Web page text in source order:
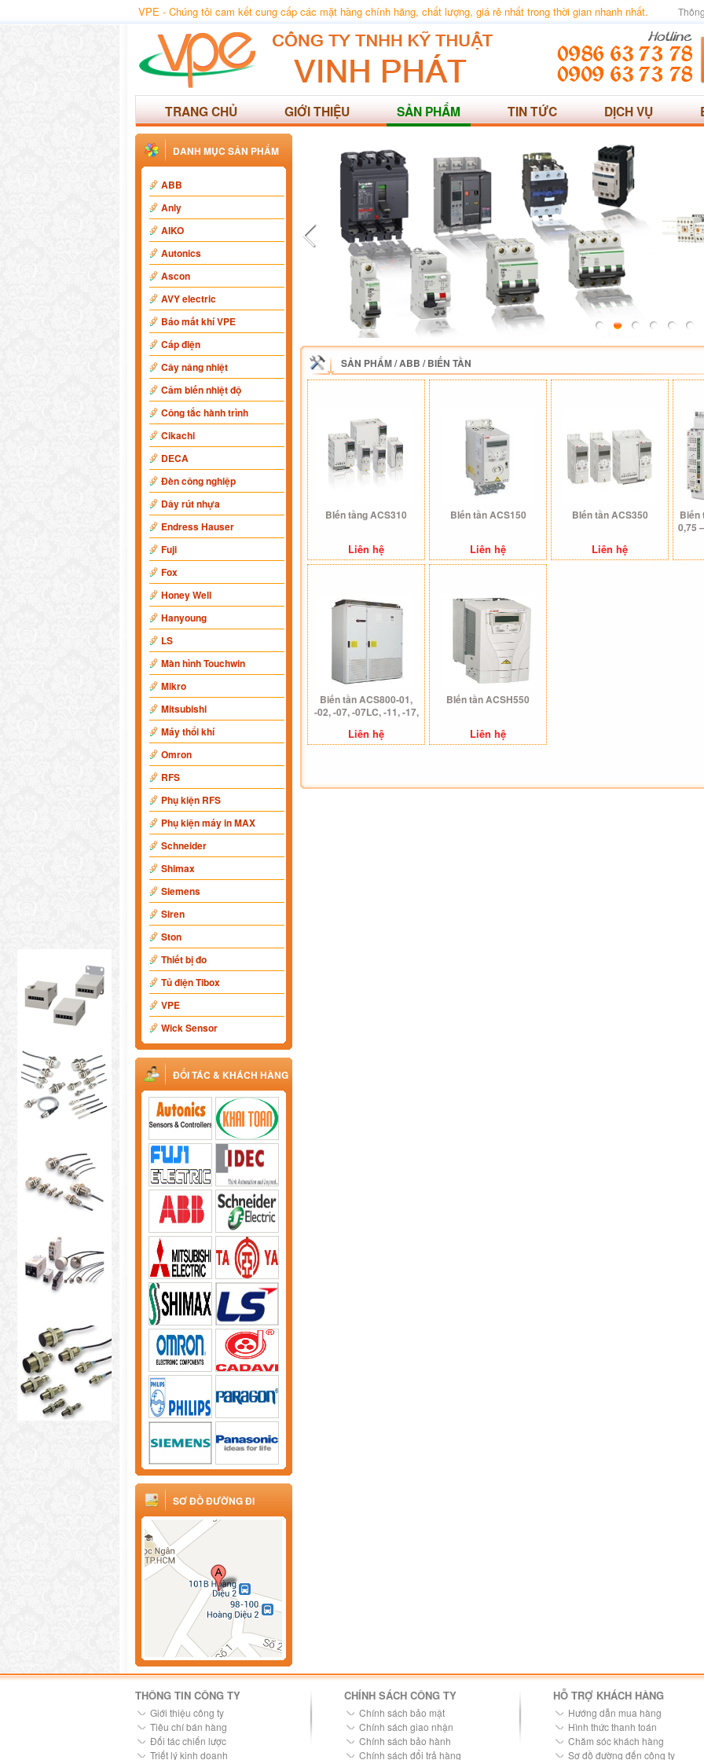
VPE - Chúng tôi cam kết cung cấp các mặt hàng chính hãng, chất lượng, giá rẻ nhất trong thời gian nhanh nhất.
TRANG CHỦ GIỚI THIỆU SẢN PHẨM TIN TỨC DỊCH VỤ
DANH MỤC SẢN PHẨM
ABB
Anly
AIKO
Autonics
Ascon
AVY electric
Báo mất khí VPE
Cáp điện
Cây nâng nhiệt
Cảm biến nhiệt độ
Công tắc hành trình
Cikachi
DECA
Đèn công nghiệp
Dây rút nhựa
Endress Hauser
Fuji
Fox
Honey Well
Hanyoung
LS
Màn hình Touchwin
Mikro
Mitsubishi
Máy thổi khí
Omron
RFS
Phụ kiện RFS
Phụ kiện máy in MAX
Schneider
Shimax
Siemens
Siren
Ston
Thiết bị đo
Tủ điện Tibox
VPE
Wick Sensor
ĐỐI TÁC & KHÁCH HÀNG
SƠ ĐỒ ĐƯỜNG ĐI
SẢN PHẨM/ABB /BIẾN TẦN
BIến tầng ACS310
Liên hệ
BIến tần ACS150
Liên hệ
BIến tần ACS350
Liên hệ
Biến
0,75
Biến tần ACS800-01,
-02, -07, -07LC, -11, -17,
Liên hệ
BIến tần ACSH550
Liên hệ
THÔNG TIN CÔNG TY
Giới thiệu công ty
Tiêu chí bán hàng
Đối tác chiến lược
Triết lý kinh doanh
CHÍNH SÁCH CÔNG TY
Chính sách bảo mật
Chính sách giao nhận
Chính sách bảo hành
Chính sách đổi trả hàng
HỖ TRỢ KHÁCH HÀNG
Hướng dẫn mua hàng
Hình thức thanh toán
Chăm sóc khách hàng
Sơ đồ đường đến công ty